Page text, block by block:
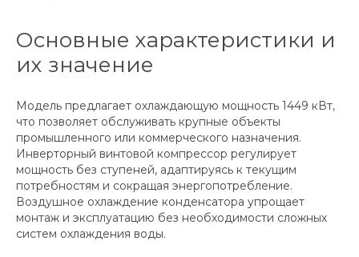
Основные характеристики и
их значение
Модель предлагает охлаждающую мощность 1449 кВт,
что позволяет обслуживать крупные объекты
промышленного или коммерческого назначения.
Инверторный винтовой компрессор регулирует
мощность без ступеней, адаптируясь к текущим
потребностям и сокращая энергопотребление.
Воздушное охлаждение конденсатора упрощает
монтаж и эксплуатацию без необходимости сложных
систем охлаждения воды.